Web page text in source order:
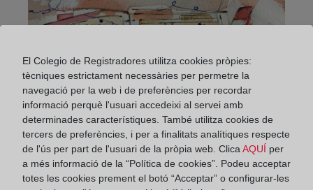
El Colegio de Registradores utilitza cookies pròpies:
tècniques estrictament necessàries per permetre la
navegació per la web i de preferències per recordar
informació perquè l'usuari accedeixi al servei amb
determinades característiques. També utilitza cookies de
tercers de preferències, i per a finalitats analítiques respecte
de l'ús per part de l'usuari de la pròpia web. ClicaAQUÍ per
a més informació de la “Política de cookies”. Podeu acceptar
totes les cookies prement el botó “Acceptar” o configurar-les